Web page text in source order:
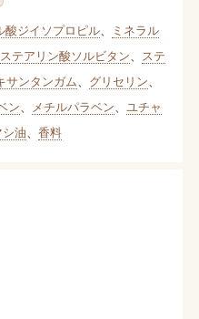
酸ジイソプロピル、
ミネラル
ステアリン酸ソルビタン
ステ
サンタンガム グリセリン
ン メチルパラベン
ユチャ
油 香料